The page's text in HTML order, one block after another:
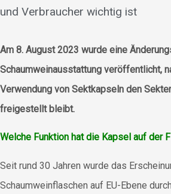
und Verbraucher wichtig ist
Am 8. August 2023 wurde eine
Schaumweinausstattung veröffentlicht,
Verwendung von Sektkapseln den
freigestellt bleibt.
Welche Funktion hat die Kapsel auf der
Seit rund 30 Jahren wurde das
Schaumweinflaschen auf EU-Ebene